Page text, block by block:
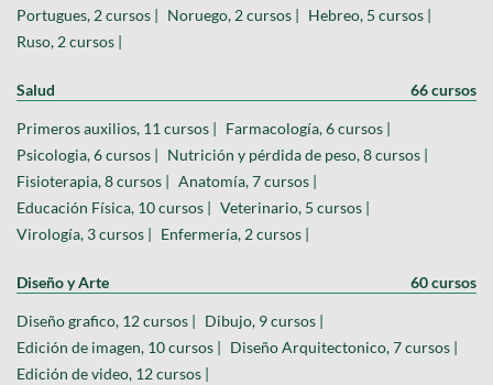
Portugues, 2 cursos | Noruego, 2 cursos | Hebreo, 5 cursos |
Ruso, 2 cursos |
Salud 66 cursos
Primeros auxilios, 11 cursos | Farmacología, 6 cursos |
Psicologia, 6 cursos | Nutrición y pérdida de peso, 8 cursos |
Fisioterapia, 8 cursos | Anatomía, 7 cursos |
Educación Física, 10 cursos | Veterinario, 5 cursos |
Virología, 3 cursos | Enfermería, 2 cursos |
Diseño y Arte 60 cursos
Diseño grafico, 12 cursos | Dibujo, 9 cursos |
Edición de imagen, 10 cursos | Diseño Arquitectonico, 7 cursos |
Edición de video, 12 cursos |